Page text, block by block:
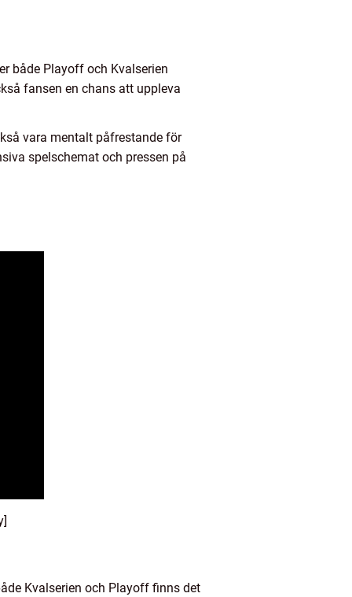
både Playoff och Kvalserien
fansen en chans att uppleva
vara mentalt påfrestande för
spelschemat och pressen på
Kvalserien och Playoff finns det